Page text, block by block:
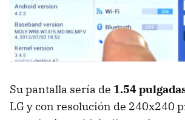
Su pantalla sería de 1.54
LG y con resolución de 240x240